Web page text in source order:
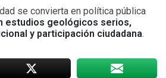
se convierta en política pública
estudios geológicos serios,
y participación ciudadana.